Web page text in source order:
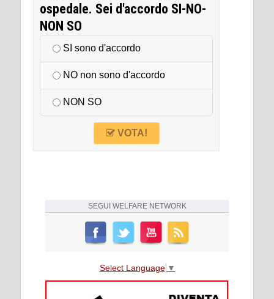
ospedale. Sei d'accordo SI-NO-
NON SO
SI sono d'accordo
NO non sono d'accordo
NON SO
VOTA!
SEGUI WELFARE NETWORK
Select Language ▼